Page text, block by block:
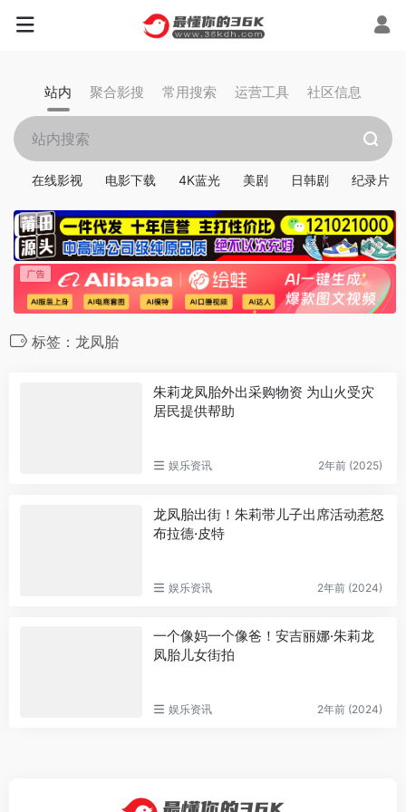
站内 聚合影搜 常用搜索 运营工具 社区信息
在线影视 电影下载 4K蓝光 美剧 日韩剧 纪录片
标签：龙凤胎
朱莉龙凤胎外出采购物资 为山火受灾
居民提供帮助
娱乐资讯 2年前 (2025)
龙凤胎出街！朱莉带儿子出席活动惹怒
布拉德·皮特
娱乐资讯 2年前 (2024)
一个像妈一个像爸！安吉丽娜·朱莉龙
凤胎儿女街拍
娱乐资讯 2年前 (2024)